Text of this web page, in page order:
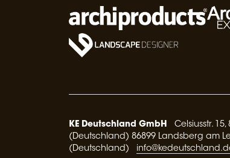
KE Deutschland GmbH
Celsiusstr.
(Deutschland) 86899 Landsberg am
(Deutschland)